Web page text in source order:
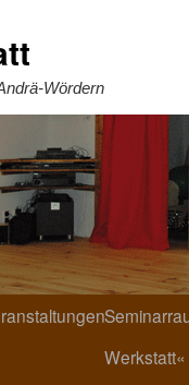
Wördern
Werkstatt«